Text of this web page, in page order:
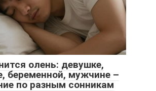
олень: девушке,
беременной, мужчине –
по разным сонникам